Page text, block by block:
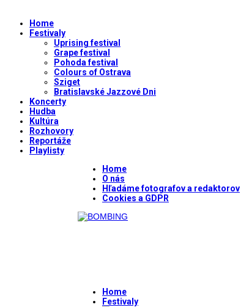
Home
Festivaly
Uprising festival
Grape festival
Pohoda festival
Colours of Ostrava
Sziget
Bratislavské Jazzové Dni
Koncerty
Hudba
Kultúra
Rozhovory
Reportáže
Playlisty
Home
O nás
Hľadáme fotografov a redaktorov
Cookies a GDPR
Home
Festivaly